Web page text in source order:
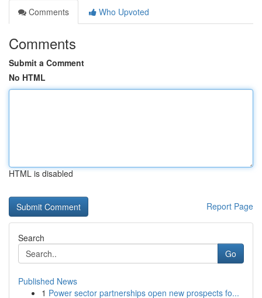
Comments
Who Upvoted
Comments
Submit a Comment
No HTML
HTML is disabled
Report Page
Search
Go
Published News
1 Power sector partnerships open new prospects fo...